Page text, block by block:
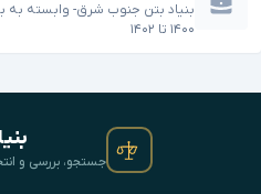
بنیاد بتن جنوب شرق- وابسته به
۱۴۰۰ تا ۱۴۰۲
جستجو، بررسی و